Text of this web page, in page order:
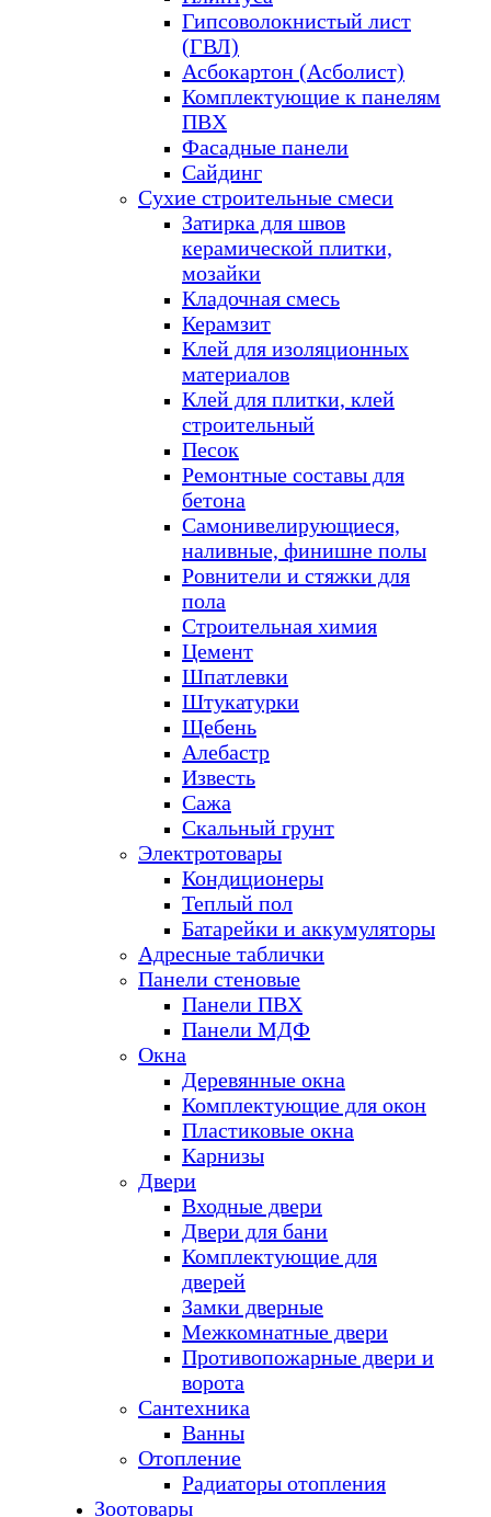
Гипсоволокнистый лист
(ГВЛ)
Асбокартон (Асболист)
Комплектующие к панелям
ПВХ
Фасадные панели
Сайдинг
Сухие строительные смеси
Затирка для швов
керамической плитки,
мозайки
Кладочная смесь
Керамзит
Клей для изоляционных
материалов
Клей для плитки, клей
строительный
Песок
Ремонтные составы для
бетона
Самонивелирующиеся,
наливные, финишне полы
Ровнители и стяжки для
пола
Строительная химия
Цемент
Шпатлевки
Штукатурки
Щебень
Алебастр
Известь
Сажа
Скальный грунт
Электротовары
Кондиционеры
Теплый пол
Батарейки и аккумуляторы
Адресные таблички
Панели стеновые
Панели ПВХ
Панели МДФ
Окна
Деревянные окна
Комплектующие для окон
Пластиковые окна
Карнизы
Двери
Входные двери
Двери для бани
Комплектующие для
дверей
Замки дверные
Межкомнатные двери
Противопожарные двери и
ворота
Сантехника
Ванны
Отопление
Радиаторы отопления
Зоотовары